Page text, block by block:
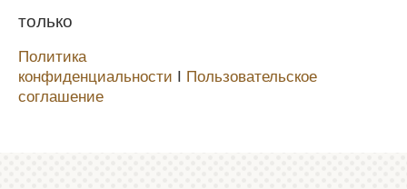
только
Политика
конфиденциальности
Пользовательское
соглашение